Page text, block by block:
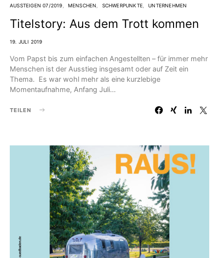
AUSSTEIGEN 07/2019 MENSCHEN SCHWERPUNKTE UNTERNEHMEN
Titelstory: Aus dem Trott kommen
19. JULI 2019
Vom Papst bis zum einfachen Angestellten – für immer mehr
Menschen ist der Ausstieg insgesamt oder auf Zeit ein
Thema. Es war wohl mehr als eine kurzlebige
Momentaufnahme, Anfang Juli…
TEILEN